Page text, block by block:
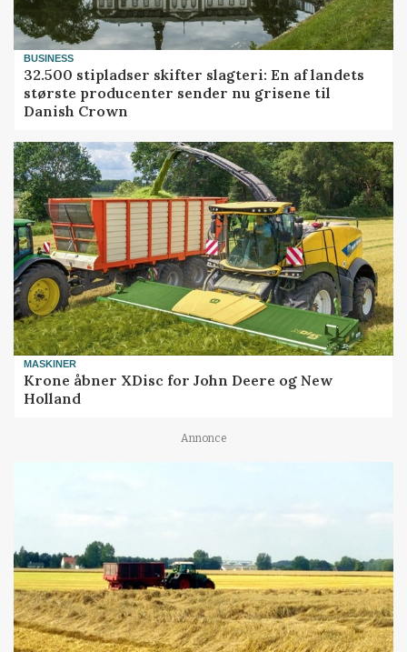
BUSINESS
32.500 stipladser skifter slagteri: En af landets
største producenter sender nu grisene til
Danish Crown
MASKINER
Krone åbner XDisc for John Deere og New
Holland
Annonce